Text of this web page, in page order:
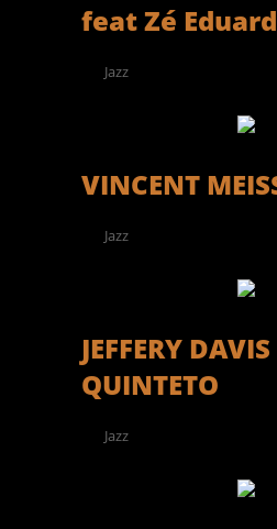
feat Zé
Jazz
VINCENT
Jazz
JEFFERY DAVIS
QUINTETO
Jazz